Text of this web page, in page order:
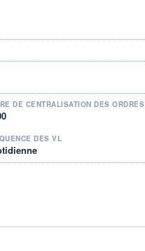
DE CENTRALISATION DES ORDRES
DES VL